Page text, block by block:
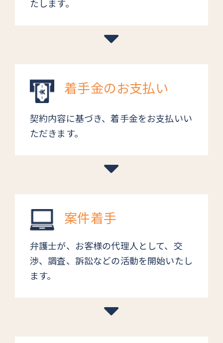
たします。
着手金のお支払い
契約内容に基づき、着手金をお支払いい
ただきます。
案件着手
弁護士が、お客様の代理人として、交
渉、調査、訴訟などの活動を開始いたし
ます。